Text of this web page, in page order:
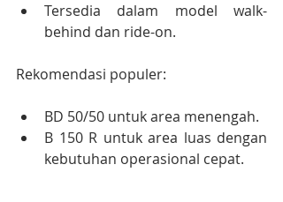
Tersedia dalam model walk-
behind dan ride-on.
Rekomendasi populer:
BD 50/50 untuk area menengah.
B 150 R untuk area luas dengan
kebutuhan operasional cepat.